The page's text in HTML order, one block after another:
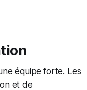
équipe forte. Les
et de